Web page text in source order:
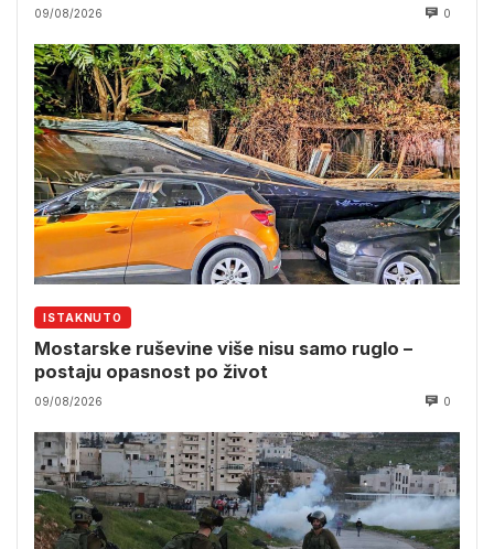
09/08/2026 0
ISTAKNUTO
Mostarske ruševine više nisu samo ruglo –
postaju opasnost po život
09/08/2026 0